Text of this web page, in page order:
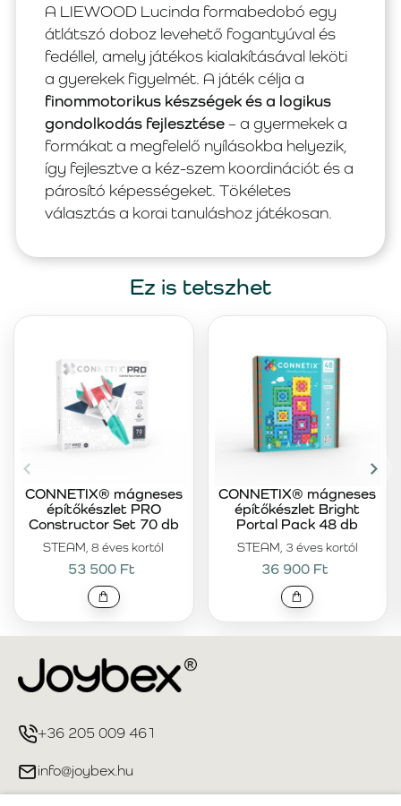
A LIEWOOD Lucinda formabedobó egy
átlátszó doboz levehető fogantyúval és
fedéllel, amely játékos kialakításával leköti
a gyerekek figyelmét. A játék célja a
finommotorikus készségek és a logikus
gondolkodás fejlesztése– a gyermekek a
formákat a megfelelő nyílásokba helyezik,
így fejlesztve a kéz-szem koordinációt és a
párosító képességeket. Tökéletes
választás a korai tanuláshoz játékosan.
Ez is tetszhet
STEAM, 8 éves kortól
CONNETIX® mágneses
építőkészlet PRO
Constructor Set 70 db
53 500 Ft
STEAM, 3 éves kortól
CONNETIX® mágneses
építőkészlet Bright
Portal Pack 48 db
36 900 Ft
+36 205 009 461
info@joybex.hu